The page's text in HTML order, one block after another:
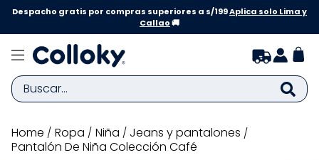
Despacho gratis por compras superiores a s/199Aplica solo Lima y
Callao🚚
Buscar...
ropa niña
jeans y pantalones
Pantalón De Niña Colección Café
TÉRMINOS MÁS BUSCADOS
1.
zapatillas niña